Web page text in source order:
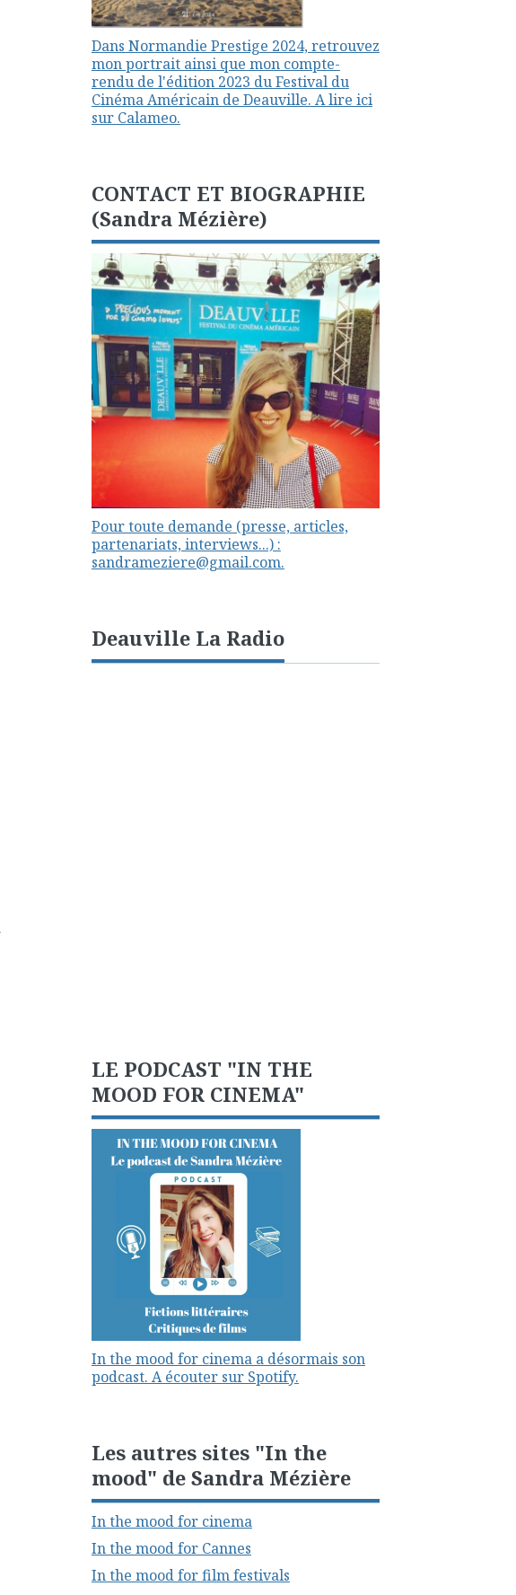
Dans Normandie Prestige 2024, retrouvez
mon portrait ainsi que mon compte-
rendu de l'édition 2023 du Festival du
Cinéma Américain de Deauville. A lire ici
sur Calameo.
CONTACT ET BIOGRAPHIE
(Sandra Mézière)
Pour toute demande (presse, articles,
partenariats, interviews...) :
sandrameziere@gmail.com.
Deauville La Radio
LE PODCAST "IN THE
MOOD FOR CINEMA"
In the mood for cinema a désormais son
podcast. A écouter sur Spotify.
Les autres sites "In the
mood" de Sandra Mézière
In the mood for cinema
In the mood for Cannes
In the mood for film festivals